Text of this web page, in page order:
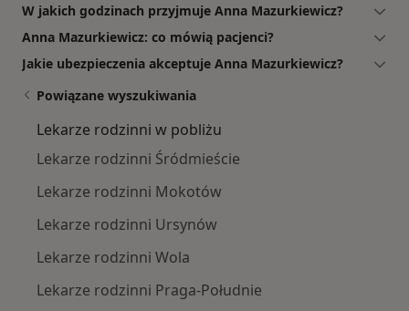
W jakich godzinach przyjmuje Anna Mazurkiewicz?
Anna Mazurkiewicz: co mówią pacjenci?
Jakie ubezpieczenia akceptuje Anna Mazurkiewicz?
Powiązane wyszukiwania
Lekarze rodzinni w pobliżu
Lekarze rodzinni Śródmieście
Lekarze rodzinni Mokotów
Lekarze rodzinni Ursynów
Lekarze rodzinni Wola
Lekarze rodzinni Praga-Południe